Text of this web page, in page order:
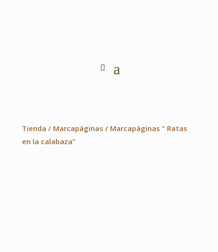
Tienda / Marcapáginas / Marcapáginas ” Ratas
en la calabaza”